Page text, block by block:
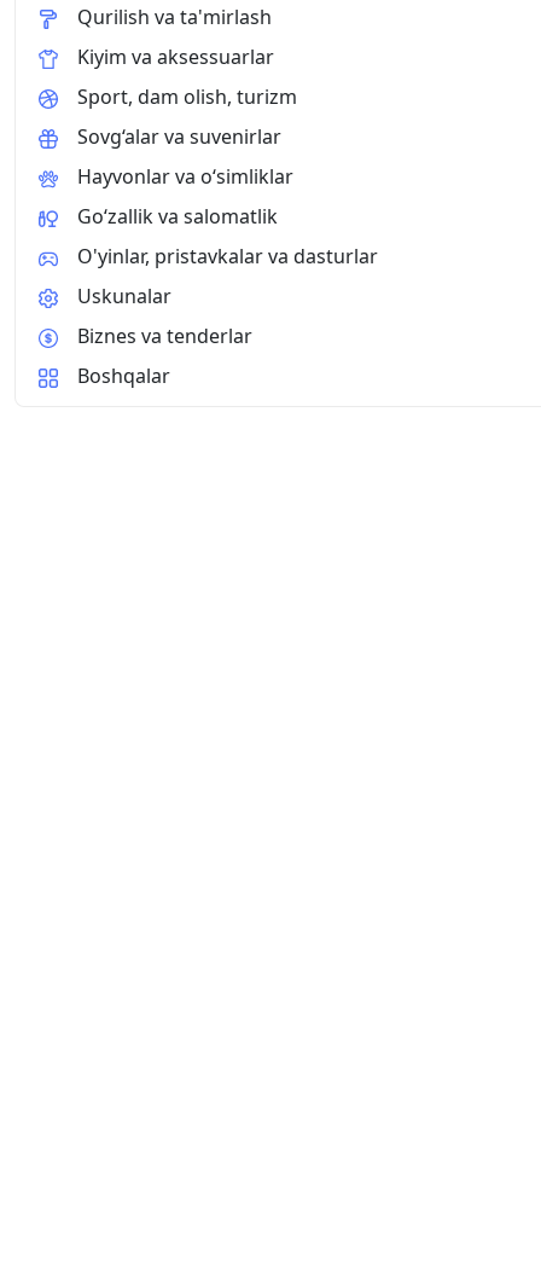
Qurilish va ta'mirlash
Kiyim va aksessuarlar
Sport, dam olish, turizm
Sovg‘alar va suvenirlar
Hayvonlar va o‘simliklar
Go‘zallik va salomatlik
O'yinlar, pristavkalar va dasturlar
Uskunalar
Biznes va tenderlar
Boshqalar